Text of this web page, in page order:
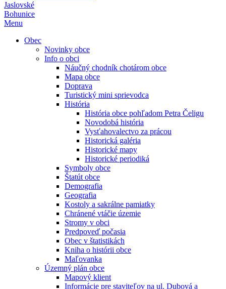
Jaslovské
Bohunice
Menu
Obec
Novinky obce
Info o obci
Náučný chodník chotárom obce
Mapa obce
Doprava
Turistický mini sprievodca
História
História obce pohľadom Petra Čeligu
Novodobá história
Vysťahovalectvo za prácou
Historická galéria
Historické mapy
Historické periodiká
Symboly obce
Štatút obce
Demografia
Geografia
Kostoly a sakrálne pamiatky
Chránené vtáčie územie
Stromy v obci
Predpoveď počasia
Obec v štatistikách
Kniha o histórii obce
Maľovanka
Územný plán obce
Mapový klient
Informácie pre staviteľov na ul. Dubová a